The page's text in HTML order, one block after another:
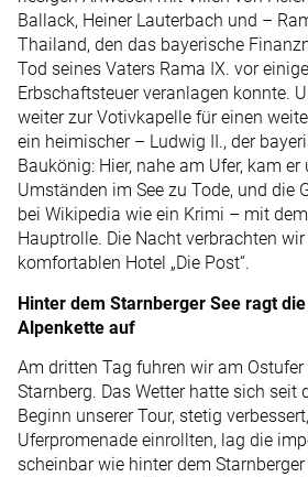
Ballack, Heiner Lauterbach und –
Thailand, den das bayerische
Tod seines Vaters Rama IX. vor
Erbschaftsteuer veranlagen konnte.
weiter zur Votivkapelle für einen
ein heimischer – Ludwig II., der
Baukönig: Hier, nahe am Ufer, kam
Umständen im See zu Tode, und die
bei Wikipedia wie ein Krimi – mit
Hauptrolle. Die Nacht verbrachten
komfortablen Hotel „Die Post“.
Hinter dem Starnberger See ragt
Alpenkette auf
Am dritten Tag fuhren wir am
Starnberg. Das Wetter hatte sich seit
Beginn unserer Tour, stetig
Uferpromenade einrollten, lag die
scheinbar wie hinter dem